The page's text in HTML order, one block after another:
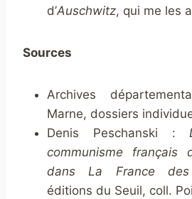
d’Auschwitz, qui me les
Sources
Archives
Marne, dossiers
Denis Peschanski :
communisme français
dans La France
éditions du Seuil, coll.